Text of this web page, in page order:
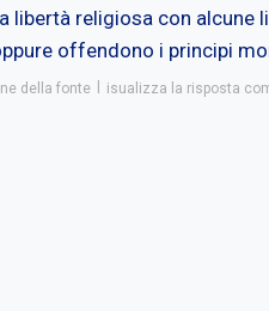
libertà religiosa con
offendono i principi
della fonte isualizza la risposta